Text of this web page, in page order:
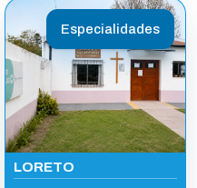
Especialidades
LORETO